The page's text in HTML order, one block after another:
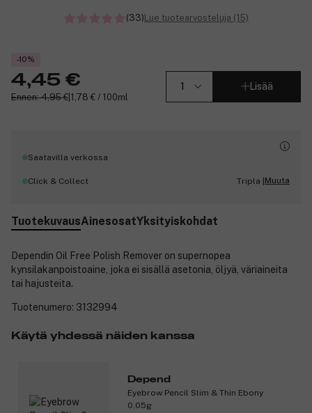
(33) Lue tuotearvosteluja (15)
-10%
4,45 €
Ennen: 4,95 € 1,78 € / 100ml
Lisää
Saatavilla verkossa
Click & Collect Tripla |Muuta
TuotekuvausAinesosatYksityiskohdat
Dependin Oil Free Polish Remover on supernopea
kynsilakanpoistoaine, joka ei sisällä asetonia, öljyä, väriaineita
tai hajusteita.
Tuotenumero: 3132994
Käytä yhdessä näiden kanssa
Depend
Eyebrow Pencil Slim & Thin Ebony
0,05g